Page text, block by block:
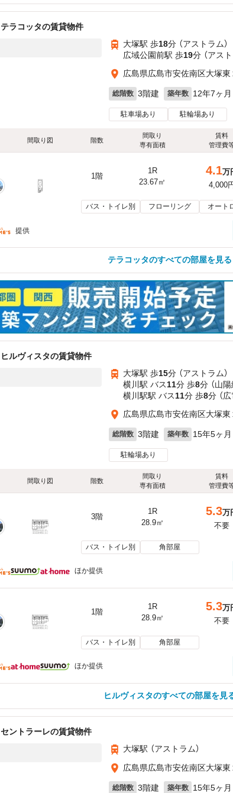
テラコッタの賃貸物件
大塚駅 歩18分 （アストラム）
広域公園前駅 歩19分 （アスト
広島県広島市安佐南区大塚東
総階数 3階建 築年数 12年7ヶ月
駐車場あり 駐輪場あり
間取り図 階数
間取り
専有面積
賃料
管理費
1階
1R
23.67㎡
4.1万
4,000
バス・トイレ別 フローリング オート
提供
テラコッタのすべての部屋を見る
ヒルヴィスタの賃貸物件
大塚駅 歩15分 （アストラム）
横川駅 バス11分 歩8分 （山
横川駅駅 バス11分 歩8分 （
広島県広島市安佐南区大塚東
総階数 3階建 築年数 15年5ヶ月
駐輪場あり
間取り図 階数
間取り
専有面積
賃料
管理費
3階
1R
28.9㎡
5.3万
不要
バス・トイレ別 角部屋
ほか提供
1階
1R
28.9㎡
5.3万
不要
バス・トイレ別 角部屋
ほか提供
ヒルヴィスタのすべての部屋を見
セントラーレの賃貸物件
大塚駅 （アストラム）
広島県広島市安佐南区大塚東
総階数 3階建 築年数 15年5ヶ月